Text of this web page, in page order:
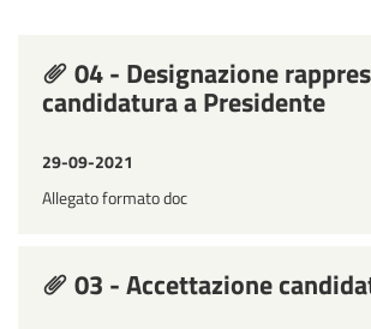
04 - Designazione
candidatura a Presidente
29-09-2021
Allegato formato doc
03 - Accettazione